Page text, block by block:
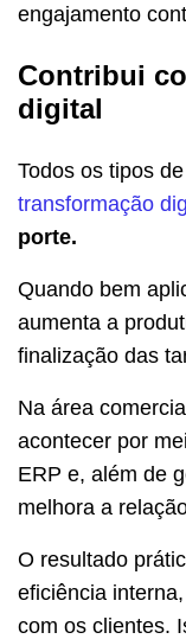
engajamento
Contribui
digital
Todos os tipos
transformação
porte.
Quando bem
aumenta a
finalização das
Na área
acontecer por
ERP e, além de
melhora a
O resultado
eficiência
com os clientes.